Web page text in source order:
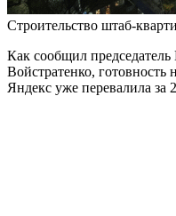
Строительство штаб-
Как сообщил
Войстратенко,
Яндекс уже перевалила за